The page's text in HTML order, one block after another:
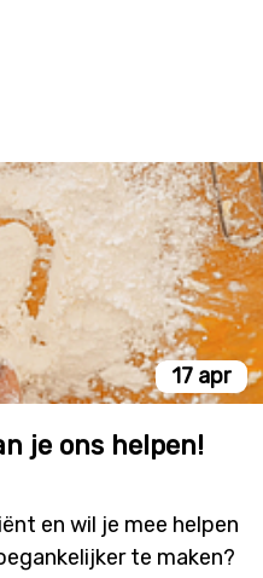
17 apr
je ons helpen!
en wil je mee helpen
te maken?